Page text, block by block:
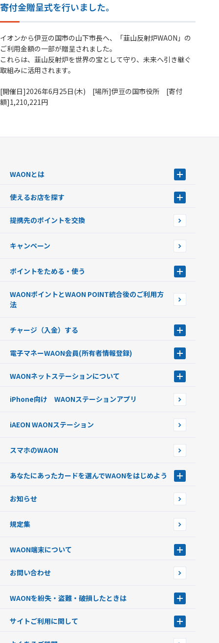
寄付金贈呈式を行いました。
イオンから伊豆の国市の山下市長へ、「韮山反射炉WAON」の
ご利用金額の一部が贈呈されました。
これらは、韮山反射炉を世界の宝として守り、未来へ引き継ぐ
取組みに活用されます。
[開催日]2026年6月25日(木) [場所]伊豆の国市役所 [寄付
額]1,210,221円
WAONとは
WAONを申込む
インターネット上でのお買い物について（ネット決済）
使えるお店を探す
店舗検索
イオン銀行ATM設置場所
提携先のポイントを交換
キャンペーン
ポイントをためる・使う
ポイントの有効期限について
WAONポイントとWAON POINT統合後のご利用方
法
チャージ（入金）する
現金でチャージする
銀行口座・ATMからチャージする
オートチャージ
ポイントからチャージする
チャージ上限金額の変更について
電子マネーWAON会員(所有者情報登録)
WAON POINTサービス会員登録に伴う個人データの共同利用のお知
WAONネットステーションについて
WAONネットステーションWAON端末について
iPhone向け WAONステーションアプリ
iAEON WAONステーション
スマホのWAON
あなたにあったカードを選んでWAONをはじめよう
フードバンク応援WAON
ご当地WAON
G.G WAON
WAONカード・WAONカードプラス
モバイルWAON
提携WAONカード
お知らせ
規定集
WAON端末について
WAONネットステーション
新型WAONステーション
WAONチャージャーmini
お問い合わせ
WAONを紛失・盗難・破損したときは
WAONカードの拾得について
サイトご利用に関して